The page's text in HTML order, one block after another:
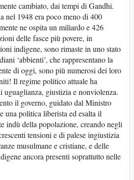
cambiato, dai tempi di Gandhi.
nel 1948 era poco meno di 400
ne ospita un miliardo e 426
delle fasce più povere, in
indigene, sono rimaste in uno stato
‘abbienti’, che rappresentano la
di oggi, sono più numerosi dei loro
Il regime politico attuale ha
uguaglianza, giustizia e nonviolenza.
il governo, guidato dal Ministro
una politica liberista ed esalta il
indù della popolazione, creando negli
tensioni e di palese ingiustizia
musulmane e cristiane, e delle
ancora presenti soprattutto nelle